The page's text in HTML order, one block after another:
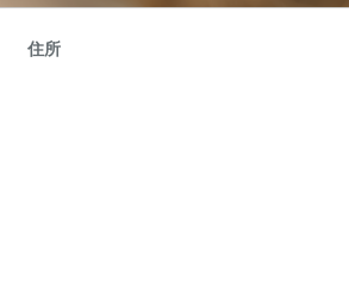
住所